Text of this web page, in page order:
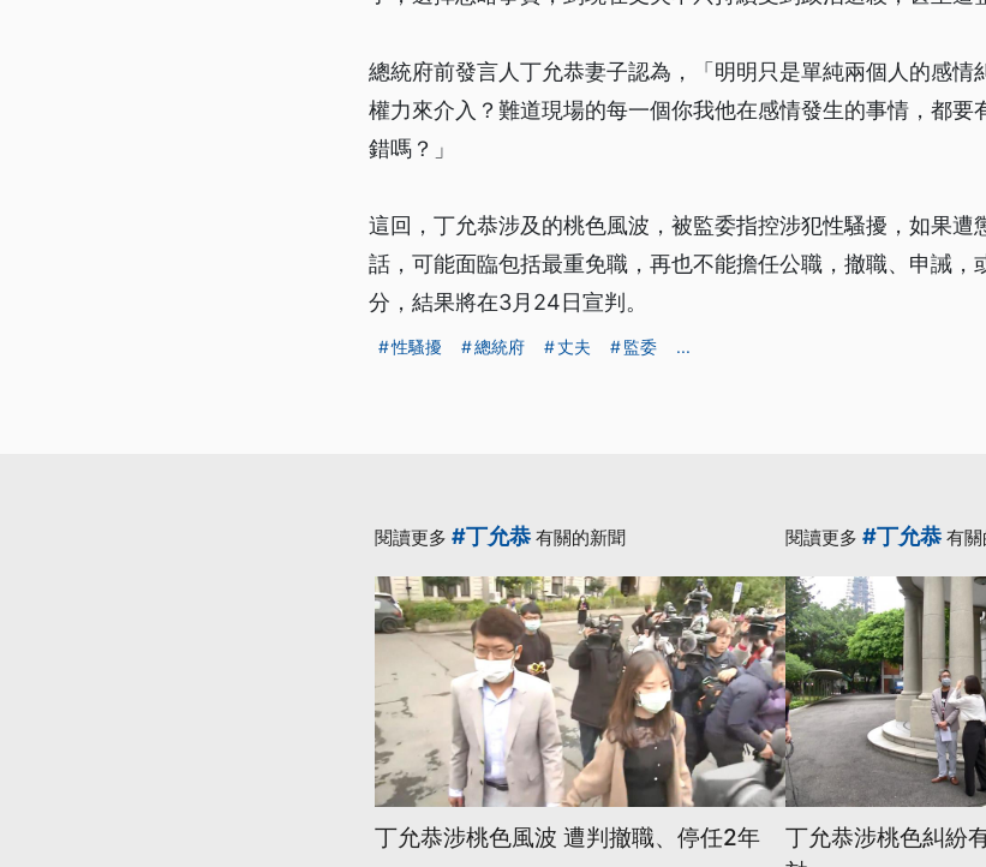
總統府前發言人丁允恭妻子認為，「明明只是單純兩個人的感情
權力來介入？難道現場的每一個你我他在感情發生的事情，都要
錯嗎？」
這回，丁允恭涉及的桃色風波，被監委指控涉犯性騷擾，如果遭
話，可能面臨包括最重免職，再也不能擔任公職，撤職、申誡，
分，結果將在3月24日宣判。
性騷擾 總統府 丈夫 監委 ...
閱讀更多 #丁允恭 有關的新聞
丁允恭涉桃色風波 遭判撤職、停任2年
閱讀更多 #丁允恭 有
丁允恭涉桃色糾紛